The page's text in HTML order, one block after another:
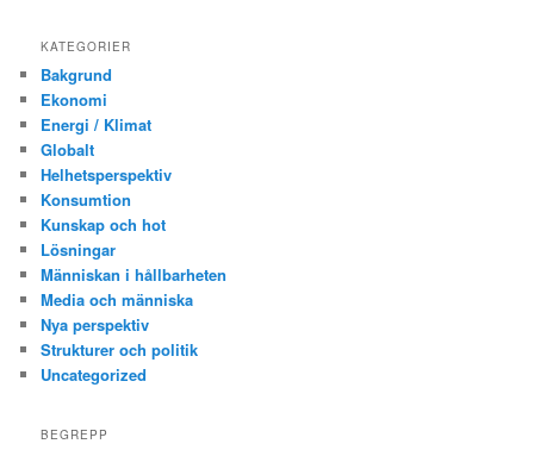
KATEGORIER
Bakgrund
Ekonomi
Energi / Klimat
Globalt
Helhetsperspektiv
Konsumtion
Kunskap och hot
Lösningar
Människan i hållbarheten
Media och människa
Nya perspektiv
Strukturer och politik
Uncategorized
BEGREPP